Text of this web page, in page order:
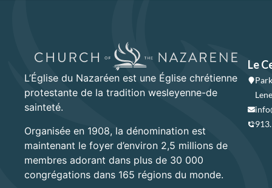
L’Église du Nazaréen est une Église chrétienne
protestante de la tradition wesleyenne-de
sainteté.
Organisée en 1908, la dénomination est
maintenant le foyer d’environ 2,5 millions de
membres adorant dans plus de 30 000
congrégations dans 165 régions du monde.
Le